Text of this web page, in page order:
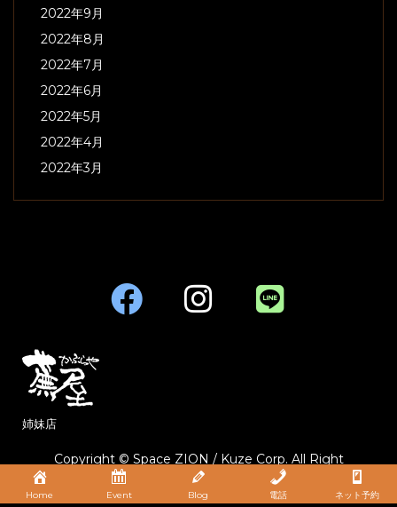
2022年9月
2022年8月
2022年7月
2022年6月
2022年5月
2022年4月
2022年3月
姉妹店
Copyright © Space ZION / Kuze Corp. All Right
Reserved.
Home Event Blog 電話 ネット予約